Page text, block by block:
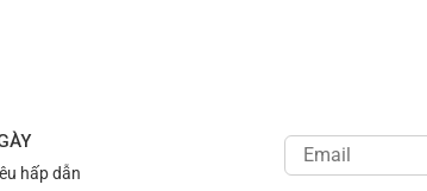
hấp dẫn